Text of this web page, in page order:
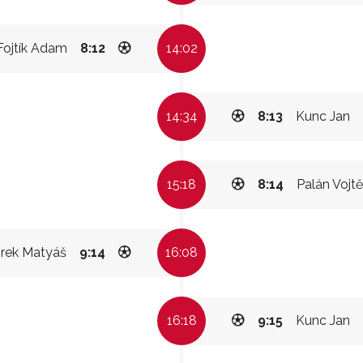
Adam 8:12 14:02
14:34 Kunc Jan
8:13
15:18 Palán
8:14
Matyáš 9:14 16:08
16:18 Kunc Jan
9:15